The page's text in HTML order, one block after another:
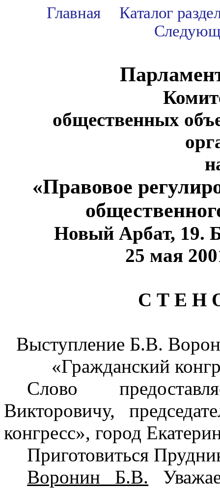
Главная
Каталог
общественных
«Правовое
Новый Арбат, 19.
25 мая
С Т Е Н
Выступление Б.В.
«Гражданский
Слово
Викторовичу,
конгресс», город
Приготовиться
Воронин Б.В.